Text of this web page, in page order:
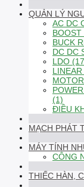
QUẢN LÝ
AC DC
BOOST
BUCK
DC DC
LDO
(1)
ĐIỀU
MẠCH PHÁT
MÁY TÍNH
CÔNG
THIẾC HÀN,